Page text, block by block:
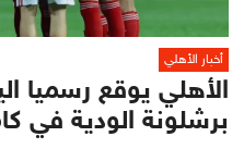
أخبار الأهلي
الأهلي يوقع رسميا
برشلونة الودية في